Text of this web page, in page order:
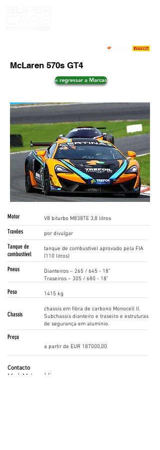
McLaren 570s GT4
« regressar a Marcas
Motor
Travões
Tanque de
combustível
Pneus
Peso
Chassis
Preço
V8 biturbo M838TE 3,8 litros
por divulgar
tanque de combustível aprovado pela FIA
(110 litros)
Dianteiros – 265 / 645 - 18”
Traseiros – 305 / 680 - 18”
1415 kg
chassis em fibra de carbono Monocell II.
Subchassis dianteiro e traseiro e estruturas
de segurança em alumínio.
a partir de EUR 187000,00
Contacto
Mark McLoughlin